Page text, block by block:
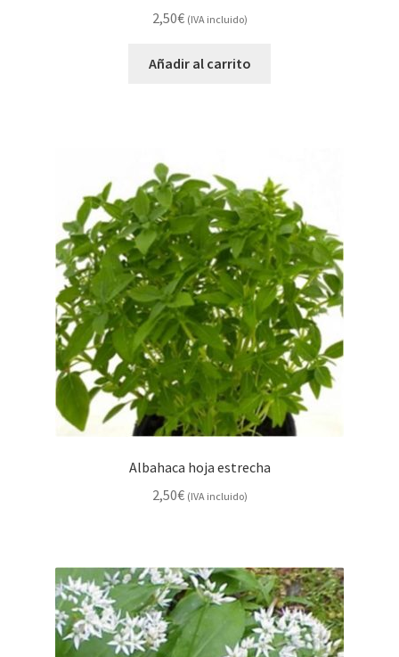
2,50€ (IVA incluido)
Añadir al carrito
Albahaca hoja estrecha
2,50€ (IVA incluido)